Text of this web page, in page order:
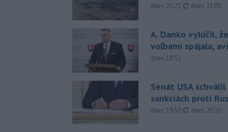
dnes 20:21, aktualizované
dnes 21:05
A. Danko vylúčil,
voľbami spájala,
dnes 18:51
Senát USA
sankciách proti
dnes 19:50, aktualizované
dnes 20:20